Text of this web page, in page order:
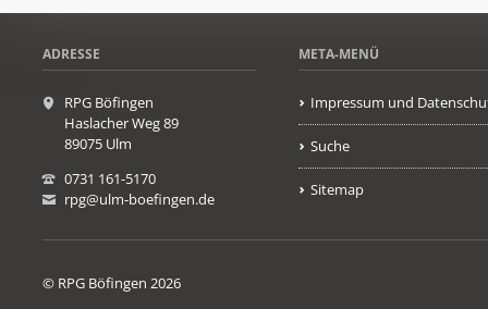
ADRESSE
RPG Böfingen
Haslacher Weg 89
89075 Ulm
0731 161-5170
rpg@ulm-boefingen.de
META-MENÜ
Impressum und
Suche
Sitemap
© RPG Böfingen 2026